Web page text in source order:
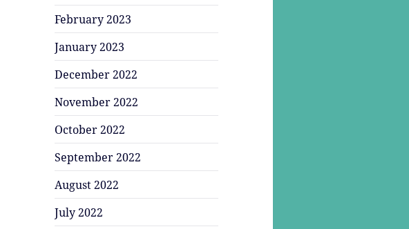
February 2023
January 2023
December 2022
November 2022
October 2022
September 2022
August 2022
July 2022